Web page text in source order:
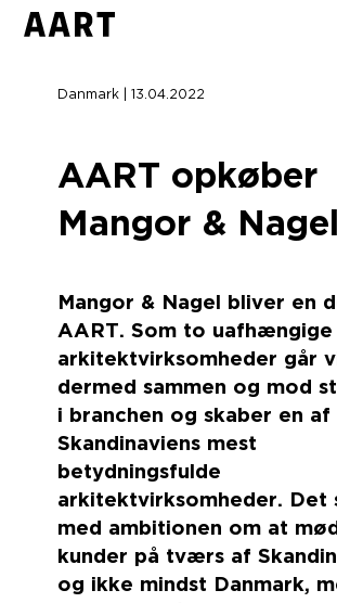
Danmark | 13.04.2022
AART opkøber
Mangor & Nagel
Mangor & Nagel bliver en
AART. Som to uafhængige
arkitektvirksomheder går
dermed sammen og mod
i branchen og skaber en af
Skandinaviens mest
betydningsfulde
arkitektvirksomheder. Det
med ambitionen om at
kunder på tværs af
og ikke mindst Danmark,